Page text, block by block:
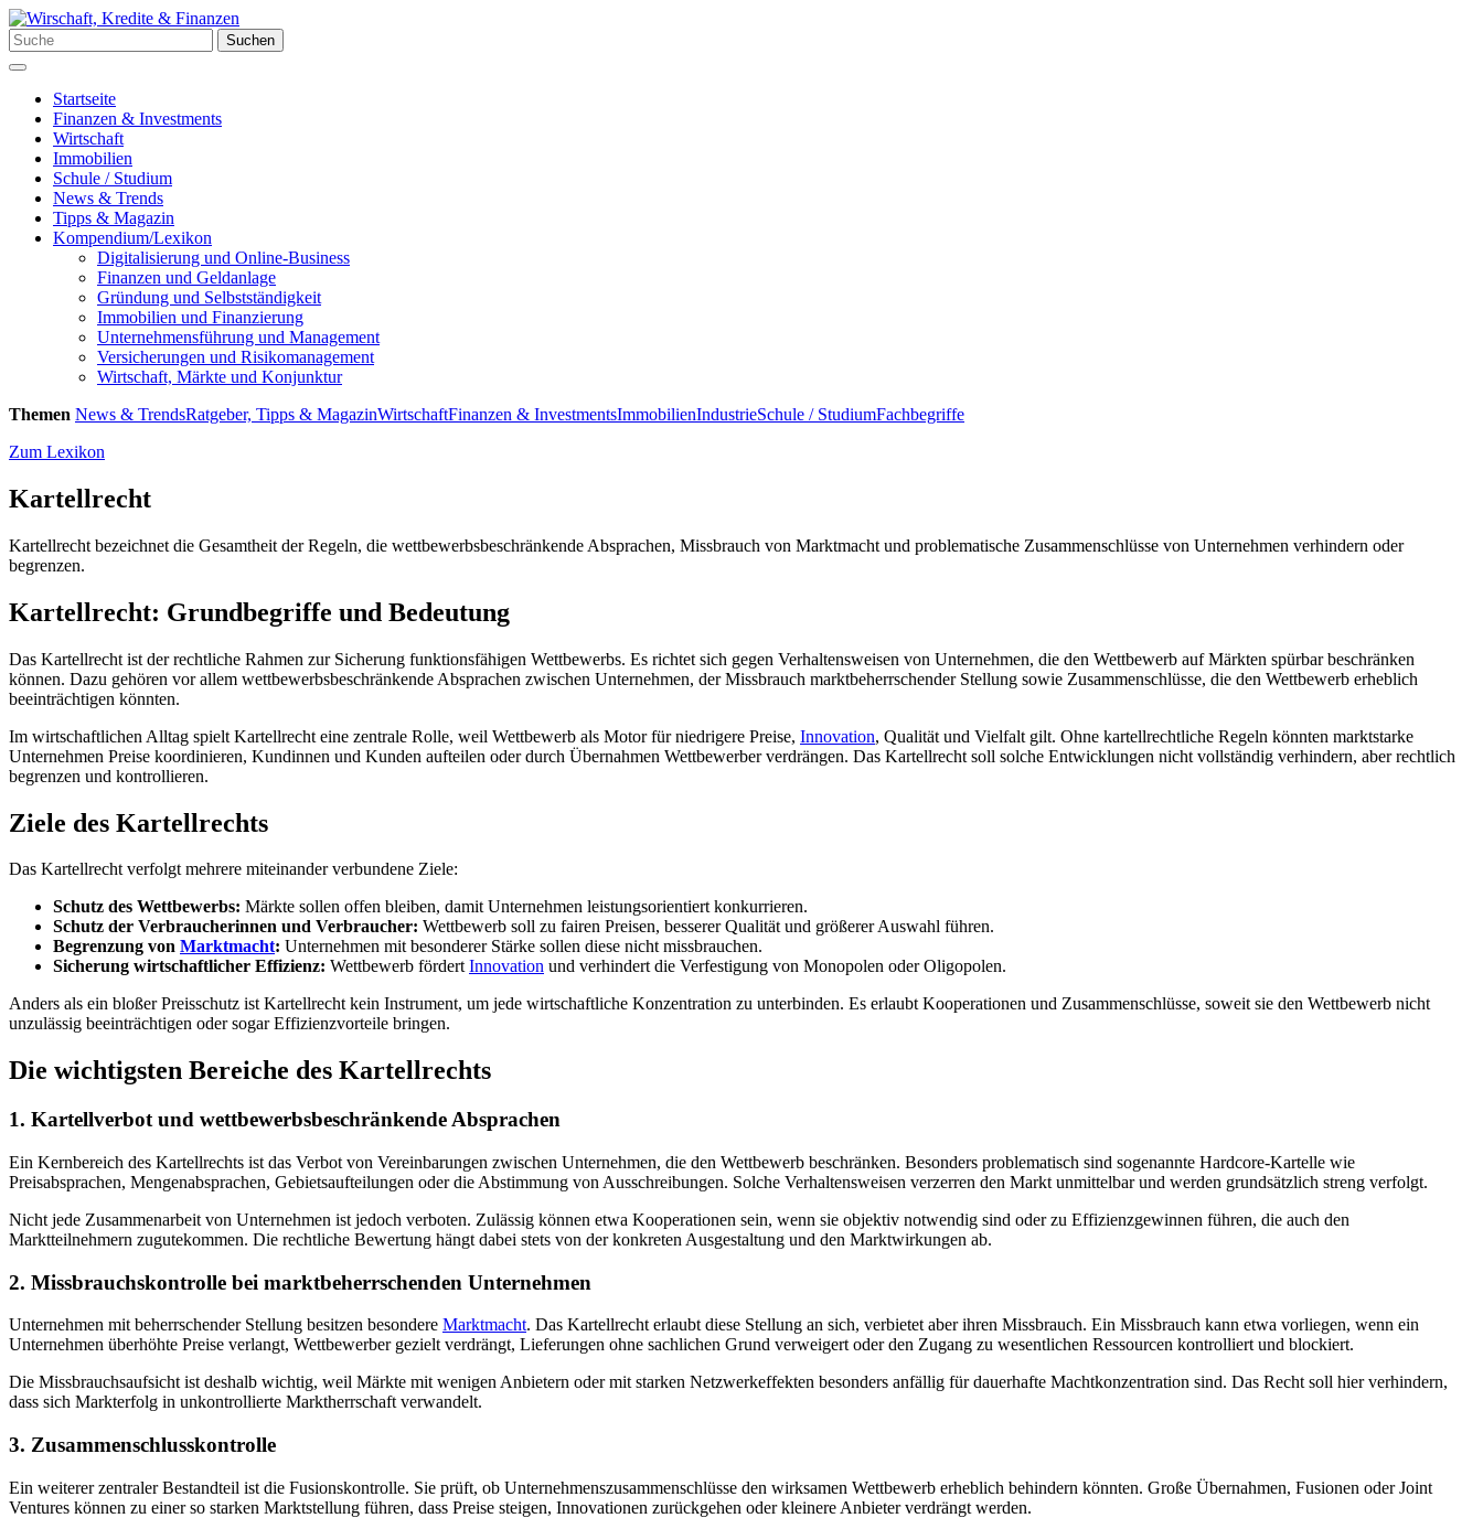
Zum
Inhalt
springen
Suchen
nach:
Suchen
Menü
Startseite
Finanzen & Investments
Wirtschaft
Immobilien
Schule / Studium
News & Trends
Tipps & Magazin
Kompendium/Lexikon
Digitalisierung und Online-Business
Finanzen und Geldanlage
Gründung und Selbstständigkeit
Immobilien und Finanzierung
Unternehmensführung und Management
Versicherungen und Risikomanagement
Wirtschaft, Märkte und Konjunktur
Themen News & TrendsRatgeber, Tipps & MagazinWirtschaftFinanzen & InvestmentsImmobilienIndustrieSchule / StudiumFachbegriffe
Zum Lexikon
Kartellrecht
Kartellrecht bezeichnet die Gesamtheit der Regeln, die wettbewerbsbeschränkende Absprachen, Missbrauch von Marktmacht und problematische Zusammenschlüsse von Unternehmen verhindern oder
begrenzen.
Kartellrecht: Grundbegriffe und Bedeutung
Das Kartellrecht ist der rechtliche Rahmen zur Sicherung funktionsfähigen Wettbewerbs. Es richtet sich gegen Verhaltensweisen von Unternehmen, die den Wettbewerb auf Märkten spürbar beschränken
können. Dazu gehören vor allem wettbewerbsbeschränkende Absprachen zwischen Unternehmen, der Missbrauch marktbeherrschender Stellung sowie Zusammenschlüsse, die den Wettbewerb erheblich
beeinträchtigen könnten.
Im wirtschaftlichen Alltag spielt Kartellrecht eine zentrale Rolle, weil Wettbewerb als Motor für niedrigere Preise, Innovation, Qualität und Vielfalt gilt. Ohne kartellrechtliche Regeln könnten marktstarke
Unternehmen Preise koordinieren, Kundinnen und Kunden aufteilen oder durch Übernahmen Wettbewerber verdrängen. Das Kartellrecht soll solche Entwicklungen nicht vollständig verhindern, aber rechtlich
begrenzen und kontrollieren.
Ziele des Kartellrechts
Das Kartellrecht verfolgt mehrere miteinander verbundene Ziele:
Schutz des Wettbewerbs: Märkte sollen offen bleiben, damit Unternehmen leistungsorientiert konkurrieren.
Schutz der Verbraucherinnen und Verbraucher: Wettbewerb soll zu fairen Preisen, besserer Qualität und größerer Auswahl führen.
Begrenzung von Marktmacht: Unternehmen mit besonderer Stärke sollen diese nicht missbrauchen.
Sicherung wirtschaftlicher Effizienz: Wettbewerb fördertInnovation und verhindert die Verfestigung von Monopolen oder Oligopolen.
Anders als ein bloßer Preisschutz ist Kartellrecht kein Instrument, um jede wirtschaftliche Konzentration zu unterbinden. Es erlaubt Kooperationen und Zusammenschlüsse, soweit sie den Wettbewerb nicht
unzulässig beeinträchtigen oder sogar Effizienzvorteile bringen.
Die wichtigsten Bereiche des Kartellrechts
1. Kartellverbot und wettbewerbsbeschränkende Absprachen
Ein Kernbereich des Kartellrechts ist das Verbot von Vereinbarungen zwischen Unternehmen, die den Wettbewerb beschränken. Besonders problematisch sind sogenannte Hardcore-Kartelle wie
Preisabsprachen, Mengenabsprachen, Gebietsaufteilungen oder die Abstimmung von Ausschreibungen. Solche Verhaltensweisen verzerren den Markt unmittelbar und werden grundsätzlich streng verfolgt.
Nicht jede Zusammenarbeit von Unternehmen ist jedoch verboten. Zulässig können etwa Kooperationen sein, wenn sie objektiv notwendig sind oder zu Effizienzgewinnen führen, die auch den
Marktteilnehmern zugutekommen. Die rechtliche Bewertung hängt dabei stets von der konkreten Ausgestaltung und den Marktwirkungen ab.
2. Missbrauchskontrolle bei marktbeherrschenden Unternehmen
Unternehmen mit beherrschender Stellung besitzen besondere Marktmacht. Das Kartellrecht erlaubt diese Stellung an sich, verbietet aber ihren Missbrauch. Ein Missbrauch kann etwa vorliegen, wenn ein
Unternehmen überhöhte Preise verlangt, Wettbewerber gezielt verdrängt, Lieferungen ohne sachlichen Grund verweigert oder den Zugang zu wesentlichen Ressourcen kontrolliert und blockiert.
Die Missbrauchsaufsicht ist deshalb wichtig, weil Märkte mit wenigen Anbietern oder mit starken Netzwerkeffekten besonders anfällig für dauerhafte Machtkonzentration sind. Das Recht soll hier verhindern,
dass sich Markterfolg in unkontrollierte Marktherrschaft verwandelt.
3. Zusammenschlusskontrolle
Ein weiterer zentraler Bestandteil ist die Fusionskontrolle. Sie prüft, ob Unternehmenszusammenschlüsse den wirksamen Wettbewerb erheblich behindern könnten. Große Übernahmen, Fusionen oder Joint
Ventures können zu einer so starken Marktstellung führen, dass Preise steigen, Innovationen zurückgehen oder kleinere Anbieter verdrängt werden.